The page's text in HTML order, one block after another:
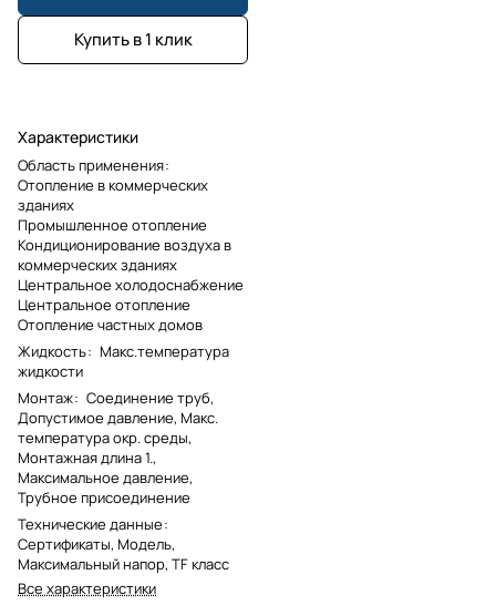
Купить в 1 клик
Характеристики
Область применения:
Отопление в коммерческих
зданиях
Промышленное отопление
Кондиционирование воздуха в
коммерческих зданиях
Центральное холодоснабжение
Центральное отопление
Отопление частных домов
Жидкость: Макс.температура
жидкости
Монтаж: Соединение труб,
Допустимое давление, Макс.
температура окр. среды,
Монтажная длина 1.,
Максимальное давление,
Трубное присоединение
Технические данные:
Сертификаты, Модель,
Максимальный напор, TF класс
Все характеристики